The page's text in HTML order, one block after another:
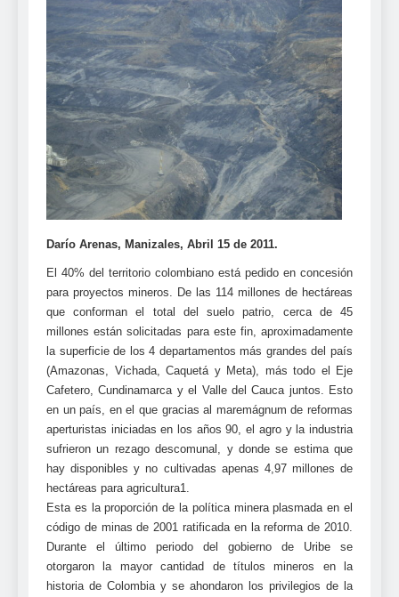
Darío Arenas, Manizales, Abril 15 de 2011.
El 40% del territorio colombiano está pedido en concesión
para proyectos mineros. De las 114 millones de hectáreas
que conforman el total del suelo patrio, cerca de 45
millones están solicitadas para este fin, aproximadamente
la superficie de los 4 departamentos más grandes del país
(Amazonas, Vichada, Caquetá y Meta), más todo el Eje
Cafetero, Cundinamarca y el Valle del Cauca juntos. Esto
en un país, en el que gracias al maremágnum de reformas
aperturistas iniciadas en los años 90, el agro y la industria
sufrieron un rezago descomunal, y donde se estima que
hay disponibles y no cultivadas apenas 4,97 millones de
hectáreas para agricultura1.
Esta es la proporción de la política minera plasmada en el
código de minas de 2001 ratificada en la reforma de 2010.
Durante el último periodo del gobierno de Uribe se
otorgaron la mayor cantidad de títulos mineros en la
historia de Colombia y se ahondaron los privilegios de la